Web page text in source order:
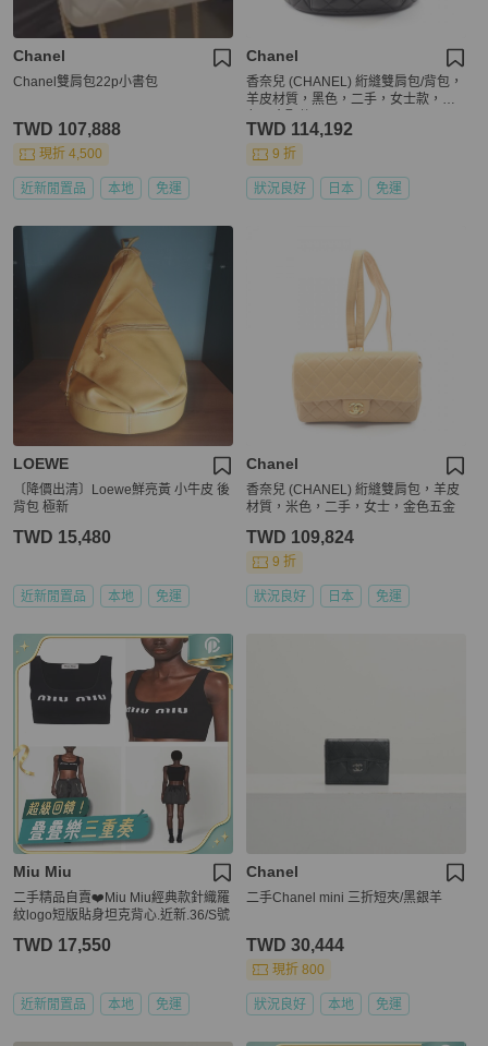
Chanel
Chanel雙肩包22p小書包
TWD 107,888
現折 4,500
近新閒置品 本地 免運
Chanel
香奈兒 (CHANEL) 絎縫雙肩包/背包，
羊皮材質，黑色，二手，女士款，金
TWD 114,192
9 折
狀況良好 日本 免運
LOEWE
〔降價出清〕Loewe鮮亮黃 小牛皮 後
背包 極新
TWD 15,480
近新閒置品 本地 免運
Chanel
香奈兒 (CHANEL) 絎縫雙肩包，羊皮
材質，米色，二手，女士，金色五金
TWD 109,824
9 折
狀況良好 日本 免運
Miu Miu
二手精品自賣❤️Miu Miu經典款針織羅
紋logo短版貼身坦克背心.近新.36/S號
TWD 17,550
近新閒置品 本地 免運
Chanel
二手Chanel mini 三折短夾/黑銀羊
TWD 30,444
現折 800
狀況良好 本地 免運